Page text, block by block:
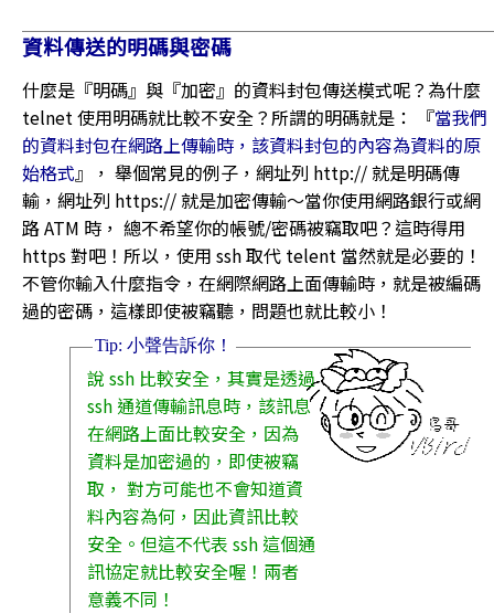
資料傳送的明碼與密碼
什麼是『明碼』與『加密』的資料封包傳送模式呢？為什麼
telnet 使用明碼就比較不安全？所謂的明碼就是： 『當我們
的資料封包在網路上傳輸時，該資料封包的內容為資料的原
始格式』， 舉個常見的例子，網址列 http:// 就是明碼傳
輸，網址列 https:// 就是加密傳輸～當你使用網路銀行或網
路 ATM 時， 總不希望你的帳號/密碼被竊取吧？這時得用
https 對吧！所以，使用 ssh 取代 telent 當然就是必要的！
不管你輸入什麼指令，在網際網路上面傳輸時，就是被編碼
過的密碼，這樣即使被竊聽，問題也就比較小！
說 ssh 比較安全，其實是透過
ssh 通道傳輸訊息時，該訊息
在網路上面比較安全，因為
資料是加密過的，即使被竊
取， 對方可能也不會知道資
料內容為何，因此資訊比較
安全。但這不代表 ssh 這個通
訊協定就比較安全喔！兩者
意義不同！